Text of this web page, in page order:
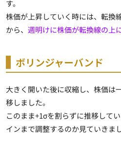
す。
株価が上昇していく時には、転換
から、 週明けに株価が転換線の上
ボリンジャーバンド
大きく開いた後に収縮し、株価は
移しました。
このまま+1σを割らずに推移して
インまで調整するのか見ていきま